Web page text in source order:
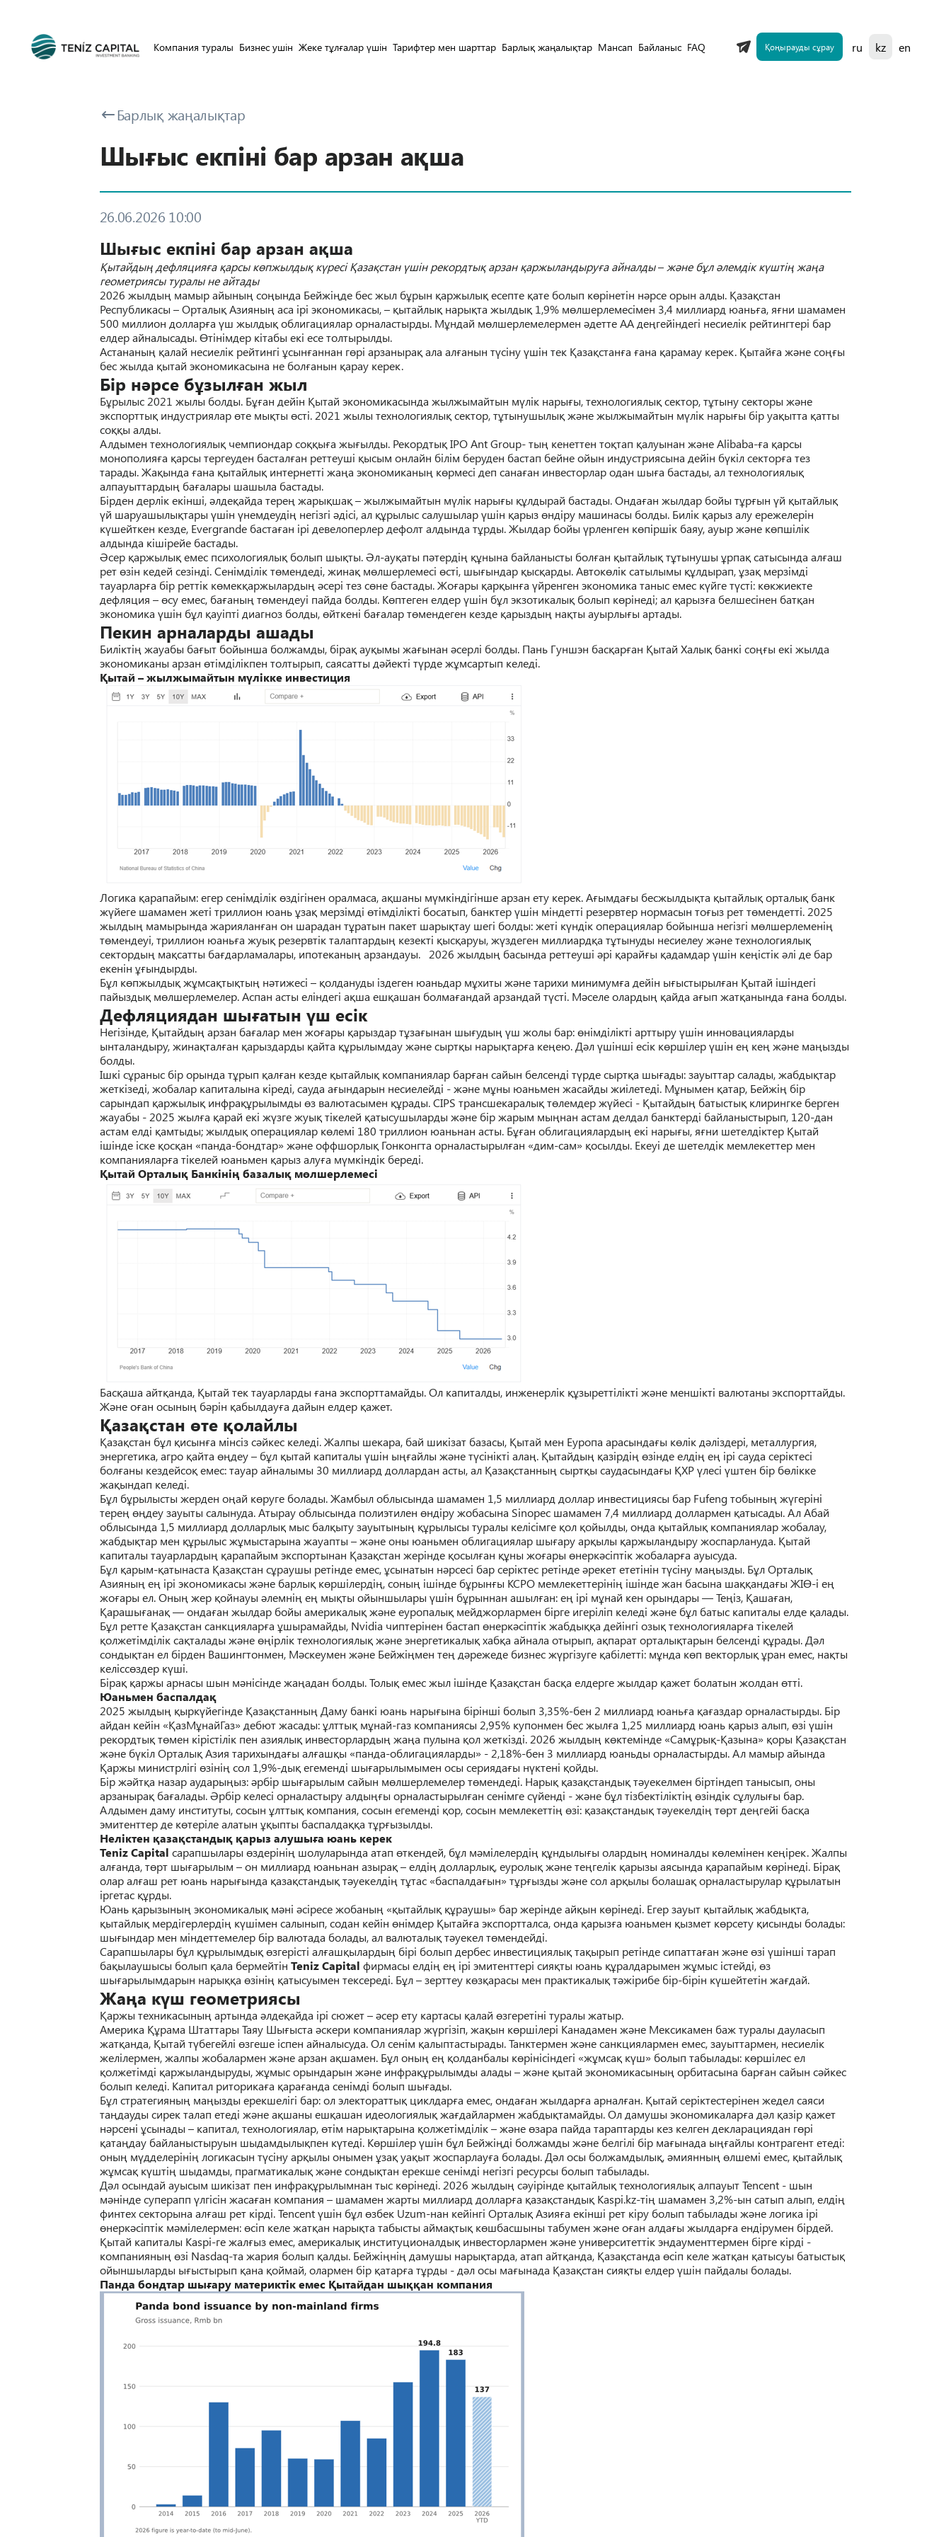
Компания туралы Бизнес ушін Жеке тұлғалар үшін Тарифтер мен шарттар Барлық жаңалықтар Мансап Байланыс FAQ Қоңырауды сұрау ru kz en
Барлық жаңалықтар
Шығыс екпіні бар арзан ақша
26.06.2026 10:00
Шығыс екпіні бар арзан ақша
Қытайдыңдефляцияғақарсы көпжылдықкүресіҚазақстан үшін рекордтықарзанқаржыландыруға айналды–және бұләлемдік күштіңжаңа
геометриясы туралы не айтады
2026 жылдың мамыр айының соңында Бейжіңде бес жыл бұрын қаржылықесепте қате болып көрінетін нәрсе орын алды. Қазақстан
Республикасы – ОрталықАзияның аса ірі экономикасы, – қытайлықнарықта жылдық 1,9% мөлшерлемесімен 3,4 миллиард юаньға, яғни шамамен
500 миллион долларға үш жылдықоблигациялар орналастырды. Мұндай мөлшерлемелермен әдетте AA деңгейіндегі несиелік рейтингтері бар
елдер айналысады.Өтінімдер кітабы екі есе толтырылды.
Астананың қалай несиелік рейтингі ұсынғаннан гөрі арзанырақала алғанын түсінуүшін тек Қазақстанға ғана қарамау керек. Қытайға және соңғы
бес жылда қытай экономикасына не болғанын қарау керек.
Бір нәрсе бұзылған жыл
Бұрылыс 2021 жылы болды. Бұған дейін Қытай экономикасында жылжымайтын мүлік нарығы, технологиялықсектор, тұтыну секторы және
экспорттықиндустрияларөте мықты өсті. 2021 жылы технологиялықсектор, тұтынушылықжәне жылжымайтын мүлік нарығы бір уақытта қатты
соққы алды.
Алдымен технологиялықчемпиондар соққыға жығылды. РекордтықIPO Ant Group- тың кенеттен тоқтап қалуынан және Alibaba-ға қарсы
монополияға қарсы тергеуден басталған реттеуші қысым онлайн білім беруден бастап бейне ойын индустриясына дейін бүкіл секторға тез
тарады. Жақында ғана қытайлықинтернетті жаңа экономиканың көрмесі деп санаған инвесторлар одан шыға бастады, ал технологиялық
алпауыттардың бағалары шашыла бастады.
Бірден дерлік екінші,әлдеқайда терең жарықшақ– жылжымайтын мүлік нарығы құлдырай бастады. Ондаған жылдар бойы тұрғын үй қытайлық
үй шаруашылықтары үшін үнемдеудің негізгі әдісі, ал құрылыс салушыларүшін қарызөндіру машинасы болды. Билік қарыз алу ережелерін
күшейткен кезде, Evergrande бастаған ірі девелоперлер дефолт алдында тұрды. Жылдар бойы үрленген көпіршік баяу, ауыр және көпшілік
алдында кішірейе бастады.
Әсер қаржылықемес психологиялықболып шықты.Әл-ауқаты пәтердің құнына байланысты болған қытайлықтұтынушы ұрпақсатысында алғаш
ретөзін кедей сезінді. Сенімділік төмендеді, жинақмөлшерлемесі өсті, шығындар қысқарды. Автокөлік сатылымы құлдырап,ұзақмерзімді
тауарларға бір реттік көмекқаржылардың әсері тез сөне бастады. Жоғары қарқынға үйренген экономика таныс емес күйге түсті: көкжиекте
дефляция –өсу емес, бағаның төмендеуі пайда болды. Көптеген елдерүшін бұл экзотикалықболып көрінеді; ал қарызға белшесінен батқан
экономика үшін бұл қауіпті диагноз болды,өйткені бағалар төмендеген кезде қарыздың нақты ауырлығы артады.
Пекин арналарды ашады
Биліктің жауабы бағыт бойынша болжамды, бірақауқымы жағынан әсерлі болды. Пань Гуншэн басқарған Қытай Халықбанкі соңғы екі жылда
экономиканы арзан өтімділікпен толтырып, саясатты дәйекті түрде жұмсартып келеді.
Қытай – жылжымайтын мүлікке инвестиция
Логика қарапайым:егер сенімділік өздігінен оралмаса,ақшаны мүмкіндігінше арзан ету керек.Ағымдағы бесжылдықта қытайлықорталық банк
жүйеге шамамен жеті триллион юань ұзақ мерзімді өтімділікті босатып, банктер үшін міндетті резервтер нормасын тоғыз рет төмендетті. 2025
жылдың мамырында жарияланған он шарадан тұратын пакет шарықтау шегі болды: жеті күндік операциялар бойынша негізгі мөлшерлеменің
төмендеуі, триллион юаньға жуықрезервтік талаптардың кезекті қысқаруы, жүздеген миллиардқа тұтынуды несиелеу және технологиялық
сектордың мақсатты бағдарламалары, ипотеканың арзандауы. 2026 жылдың басында реттеуші әрі қарайғы қадамдарүшін кеңістікәлі де бар
екенін ұғындырды.
Бұл көпжылдықжұмсақтықтың нәтижесі – қолдануды іздеген юаньдар мұхиты және тарихи минимумға дейін ығыстырылған Қытай ішіндегі
пайыздықмөлшерлемелер. Аспан асты еліндегі ақша ешқашан болмағандай арзандай түсті. Мәселе олардың қайда ағып жатқанында ғана болды.
Дефляциядан шығатын үш есік
Негізінде, Қытайдың арзан бағалар мен жоғары қарыздар тұзағынан шығудың үш жолы бар:өнімділікті арттыруүшін инновацияларды
ынталандыру, жинақталған қарыздарды қайта құрылымдау және сыртқы нарықтарға кеңею. Дәлүшінші есік көршілерүшін ең кең және маңызды
болды.
Ішкі сұраныс бір орында тұрып қалған кезде қытайлықкомпаниялар барған сайын белсенді түрде сыртқа шығады: зауыттар салады, жабдықтар
жеткізеді, жобалар капиталына кіреді, сауда ағындарын несиелейді - және мұны юаньмен жасайды жиілетеді. Мұнымен қатар, Бейжің бір
сарындап қаржылықинфрақұрылымды өз валютасымен құрады. CIPS трансшекаралықтөлемдер жүйесі - Қытайдың батыстықклирингке берген
жауабы - 2025 жылға қарай екі жүзге жуықтікелей қатысушыларды және бір жарым мыңнан астам делдал банктерді байланыстырып, 120-дан
астам елді қамтыды; жылдықоперациялар көлемі 180 триллион юаньнан асты. Бұған облигациялардың екі нарығы, яғни шетелдіктер Қытай
ішінде іске қосқан «панда-бондтар» және оффшорлықГонконгта орналастырылған «дим-сам» қосылды. Екеуі де шетелдік мемлекеттер мен
компанияларға тікелей юаньмен қарыз алуға мүмкіндік береді.
Қытай Орталық Банкінің базалық мөлшерлемесі
Басқаша айтқанда, Қытай тек тауарларды ғана экспорттамайды. Ол капиталды, инженерлік құзыреттілікті және меншікті валютаны экспорттайды.
Және оған осының бәрін қабылдауға дайын елдер қажет.
Қазақстан өте қолайлы
Қазақстан бұл қисынға мінсіз сәйкес келеді. Жалпы шекара, бай шикізат базасы, Қытай мен Еуропа арасындағы көлік дәліздері, металлургия,
энергетика, агро қайта өңдеу – бұл қытай капиталы үшін ыңғайлы және түсінікті алаң. Қытайдың қазірдің өзінде елдің ең ірі сауда серіктесі
болғаны кездейсоқемес: тауар айналымы 30 миллиард доллардан асты, ал Қазақстанның сыртқы саудасындағы ҚХРүлесі үштен бір бөлікке
жақындап келеді.
Бұл бұрылысты жерден оңай көруге болады. Жамбыл облысында шамамен 1,5 миллиард доллар инвестициясы бар Fufeng тобының жүгеріні
терең өңдеу зауыты салынуда. Атырау облысында полиэтилен өндіру жобасына Sinopec шамамен 7,4 миллиард доллармен қатысады. Ал Абай
облысында 1,5 миллиард долларлықмыс балқыту зауытының құрылысы туралы келісімге қол қойылды, онда қытайлықкомпаниялар жобалау,
жабдықтар мен құрылыс жұмыстарына жауапты –және оны юаньмен облигациялар шығару арқылы қаржыландыру жоспарлануда. Қытай
капиталы тауарлардың қарапайым экспортынан Қазақстан жерінде қосылған құны жоғары өнеркәсіптік жобаларға ауысуда.
Бұл қарым-қатынаста Қазақстан сұраушы ретінде емес,ұсынатын нәрсесі бар серіктес ретіндеәрекет ететінін түсіну маңызды. Бұл Орталық
Азияның ең ірі экономикасы және барлықкөршілердің, соның ішінде бұрынғы КСРО мемлекеттерінің ішінде жан басына шаққандағы ЖІӨ-і ең
жоғары ел. Оның жер қойнауы әлемнің ең мықты ойыншылары үшін бұрыннан ашылған: ең ірі мұнай кен орындары — Теңіз, Қашаған,
Қарашығанақ— ондаған жылдар бойы америкалықжәне еуропалықмейджорлармен бірге игеріліп келеді және бұл батыс капиталы елде қалады.
Бұл ретте Қазақстан санкцияларға ұшырамайды, Nvidia чиптерінен бастап өнеркәсіптік жабдыққа дейінгі озықтехнологияларға тікелей
қолжетімділік сақталады жәнеөңірлік технологиялықжәне энергетикалықхабқа айнала отырып, ақпараторталықтарын белсенді құрады. Дәл
сондықтан ел бірден Вашингтонмен, Мәскеумен және Бейжіңмен тең дәрежеде бизнес жүргізуге қабілетті: мұнда көп векторлық ұран емес, нақты
келіссөздер күші.
Бірақ қаржы арнасы шын мәнісіндежаңадан болды. Толық емес жыл ішінде Қазақстан басқа елдерге жылдар қажет болатын жолдан өтті.
Юаньмен баспалдақ
2025 жылдың қыркүйегінде Қазақстанның Даму банкі юань нарығына бірінші болып 3,35%-бен 2 миллиард юаньға қағаздар орналастырды. Бір
айдан кейін «ҚазМұнайГаз» дебют жасады:ұлттықмұнай-газ компаниясы 2,95% купонмен бес жылға 1,25 миллиард юань қарыз алып,өзі үшін
рекордтықтөмен кірістілік пен азиялықинвесторлардың жаңа пулына қол жеткізді. 2026 жылдың көктемінде «Самұрық-Қазына» қоры Қазақстан
және бүкіл ОрталықАзия тарихындағы алғашқы «панда-облигацияларды» - 2,18%-бен 3 миллиард юаньды орналастырды. Ал мамыр айында
Қаржы министрлігі өзінің сол 1,9%-дықегеменді шығарылымымен осы сериядағы нүктені қойды.
Бір жәйтқа назар аударыңыз:әрбір шығарылым сайын мөлшерлемелертөмендеді. Нарық қазақстандықтәуекелмен біртіндеп танысып, оны
арзанырақбағалады.Әрбір келесі орналастыру алдыңғы орналастырылған сенімге сүйенді - және бұл тізбектіліктің өзіндік сұлулығы бар.
Алдымен даму институты, сосын ұлттықкомпания, сосын егеменді қор, сосын мемлекеттің өзі: қазақстандықтәуекелдің төрт деңгейі басқа
эмитенттер де көтеріле алатын ұқыпты баспалдаққа тұрғызылды.
Неліктен қазақстандық қарыз алушыға юань керек
Teniz Capital сарапшылары өздерінің шолуларында атап өткендей, бұл мәмілелердің құндылығы олардың номиналды көлемінен кеңірек. Жалпы
алғанда, төрт шығарылым – он миллиард юаньнан азырақ– елдің долларлық, еуролықжәне теңгелік қарызы аясында қарапайым көрінеді. Бірақ
олар алғаш рет юань нарығында қазақстандықтәуекелдің тұтас «баспалдағын» тұрғызды және сол арқылы болашақорналастырулар құрылатын
іргетас құрды.
Юань қарызының экономикалықмәні әсіресе жобаның «қытайлық құраушы»бар жерінде айқын көрінеді. Егер зауыт қытайлықжабдықта,
қытайлықмердігерлердің күшімен салынып, содан кейін өнімдер Қытайға экспортталса, онда қарызға юаньмен қызмет көрсету қисынды болады:
шығындар мен міндеттемелер бір валютада болады, ал валюталықтәуекел төмендейді.
Сарапшылары бұл құрылымдық өзгерісті алғашқылардың бірі болып дербес инвестициялықтақырып ретінде сипаттаған жәнеөзі үшінші тарап
бақылаушысы болып қала бермейтін Teniz Capital фирмасы елдің ең ірі эмитенттері сияқты юань құралдарымен жұмыс істейді,өз
шығарылымдарын нарыққа өзінің қатысуымен тексереді. Бұл – зерттеу көзқарасы мен практикалықтәжірибе бір-бірін күшейтетін жағдай.
Жаңа күш геометриясы
Қаржы техникасының артында әлдеқайда ірі сюжет –әсер ету картасы қалай өзгеретіні туралы жатыр.
Америка Құрама Штаттары Таяу Шығыста әскери компаниялар жүргізіп, жақын көршілері Канадамен және Мексикамен баж туралы дауласып
жатқанда, Қытай түбегейлі өзгеше іспен айналысуда. Ол сенім қалыптастырады. Танктермен жәнесанкциялармен емес, зауыттармен, несиелік
желілермен, жалпы жобалармен және арзан ақшамен. Бұл оның ең қолданбалы көрінісіндегі «жұмсақкүш» болып табылады: көршілес ел
қолжетімді қаржыландыруды, жұмыс орындарын және инфрақұрылымды алады – және қытай экономикасының орбитасына барған сайын сәйкес
болып келеді. Капитал риторикаға қарағанда сенімді болып шығады.
Бұл стратегияның маңызды ерекшелігі бар: ол электораттықциклдарға емес, ондаған жылдарға арналған. Қытай серіктестерінен жедел саяси
таңдауды сирек талап етеді және ақшаны ешқашан идеологиялықжағдайлармен жабдықтамайды. Ол дамушы экономикаларға дәл қазір қажет
нәрсені ұсынады – капитал, технологиялар,өтім нарықтарына қолжетімділік – жәнеөзара пайда тараптарды кез келген декларациядан гөрі
қатаңдау байланыстыруын шыдамдылықпен күтеді. Көршілерүшін бұл Бейжіңді болжамды және белгілі бір мағынада ыңғайлы контрагент етеді:
оның мүдделерінің логикасын түсіну арқылы онымен ұзақуақыт жоспарлауға болады. Дәл осы болжамдылық,әмиянның өлшемі емес, қытайлық
жұмсақкүштің шыдамды, прагматикалықжәне сондықтан ерекше сенімді негізгі ресурсы болып табылады.
Дәл осындай ауысым шикізат пен инфрақұрылымнан тыс көрінеді. 2026 жылдың сәуірінде қытайлықтехнологиялықалпауыт Tencent - шын
мәнінде суперапп үлгісін жасаған компания – шамамен жарты миллиард долларға қазақстандықKaspi.kz-тің шамамен 3,2%-ын сатып алып, елдің
финтех секторына алғаш рет кірді. Tencentүшін бұлөзбек Uzum-нан кейінгі ОрталықАзияға екінші рет кіру болып табылады және логика ірі
өнеркәсіптік мәмілелермен:өсіп келе жатқан нарықта табысты аймақтықкөшбасшыны табумен және оған алдағы жылдарға ендірумен бірдей.
Қытай капиталы Kaspi-ге жалғыз емес, америкалықинституционалдықинвесторлармен және университеттік эндаументтермен бірге кірді -
компанияның өзі Nasdaq-та жария болып қалды. Бейжіңнің дамушы нарықтарда, атап айтқанда, Қазақстанда өсіп келе жатқан қатысуы батыстық
ойыншыларды ығыстырып қана қоймай, олармен бір қатарға тұрды - дәл осы мағынада Қазақстан сияқты елдерүшін пайдалы болады.
Панда бондтар шығару материктік емес Қытайдан шыққан компания